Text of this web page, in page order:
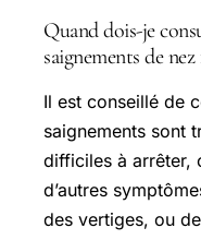
Quand dois-je
saignements de
Il est conseillé de
saignements sont
difficiles à arrêter,
d’autres
des vertiges, ou